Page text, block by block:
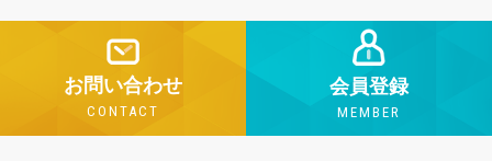
お問い合わせ
CONTACT
会員登録
MEMBER